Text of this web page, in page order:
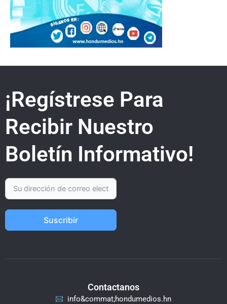
¡Regístrese Para
Recibir Nuestro
Boletín Informativo!
Suscribir
Contactanos
info&commat;hondumedios.hn